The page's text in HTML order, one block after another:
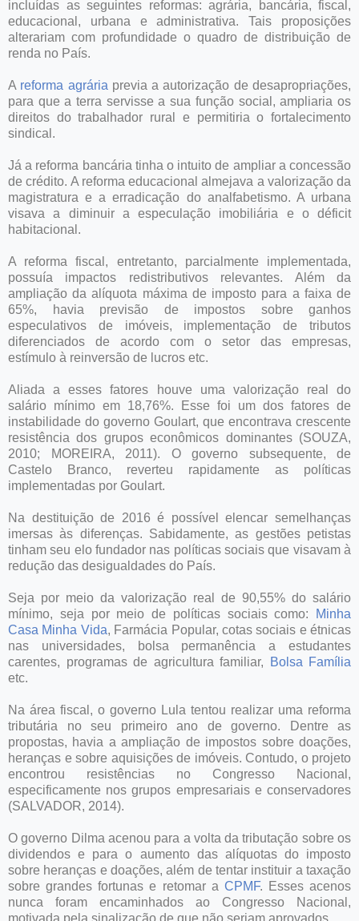
incluídas as seguintes reformas: agrária, bancária, fiscal,
educacional, urbana e administrativa. Tais proposições
alterariam com profundidade o quadro de distribuição de
renda no País.
A reforma agrária previa a autorização de desapropriações,
para que a terra servisse a sua função social, ampliaria os
direitos do trabalhador rural e permitiria o fortalecimento
sindical.
Já a reforma bancária tinha o intuito de ampliar a concessão
de crédito. A reforma educacional almejava a valorização da
magistratura e a erradicação do analfabetismo. A urbana
visava a diminuir a especulação imobiliária e o déficit
habitacional.
A reforma fiscal, entretanto, parcialmente implementada,
possuía impactos redistributivos relevantes. Além da
ampliação da alíquota máxima de imposto para a faixa de
65%, havia previsão de impostos sobre ganhos
especulativos de imóveis, implementação de tributos
diferenciados de acordo com o setor das empresas,
estímulo à reinversão de lucros etc.
Aliada a esses fatores houve uma valorização real do
salário mínimo em 18,76%. Esse foi um dos fatores de
instabilidade do governo Goulart, que encontrava crescente
resistência dos grupos econômicos dominantes (SOUZA,
2010; MOREIRA, 2011). O governo subsequente, de
Castelo Branco, reverteu rapidamente as políticas
implementadas por Goulart.
Na destituição de 2016 é possível elencar semelhanças
imersas às diferenças. Sabidamente, as gestões petistas
tinham seu elo fundador nas políticas sociais que visavam à
redução das desigualdades do País.
Seja por meio da valorização real de 90,55% do salário
mínimo, seja por meio de políticas sociais como:
Minha
Casa Minha Vida, Farmácia Popular, cotas sociais e étnicas
nas universidades, bolsa permanência a estudantes
carentes, programas de agricultura familiar,
Bolsa Família
etc.
Na área fiscal, o governo Lula tentou realizar uma reforma
tributária no seu primeiro ano de governo. Dentre as
propostas, havia a ampliação de impostos sobre doações,
heranças e sobre aquisições de imóveis. Contudo, o projeto
encontrou resistências no Congresso Nacional,
especificamente nos grupos empresariais e conservadores
(SALVADOR, 2014).
O governo Dilma acenou para a volta da tributação sobre os
dividendos e para o aumento das alíquotas do imposto
sobre heranças e doações, além de tentar instituir a taxação
sobre grandes fortunas e retomar a CPMF. Esses acenos
nunca foram encaminhados ao Congresso Nacional,
motivada pela sinalização de que não seriam aprovados.